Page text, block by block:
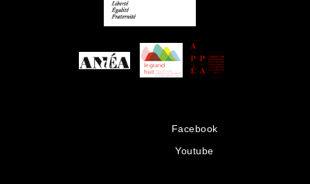
Facebook
Youtube